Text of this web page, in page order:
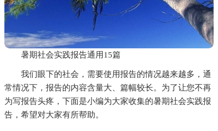
暑期社会实践报告通用15篇
我们眼下的社会，需要使用报告的情况越来越多，通
常情况下，报告的内容含量大、篇幅较长。为了让您不再
为写报告头疼，下面是小编为大家收集的暑期社会实践报
告，希望对大家有所帮助。